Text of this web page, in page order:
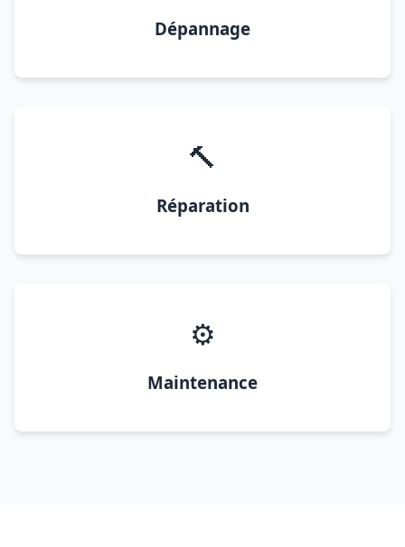
Dépannage
🔨
Réparation
⚙️
Maintenance